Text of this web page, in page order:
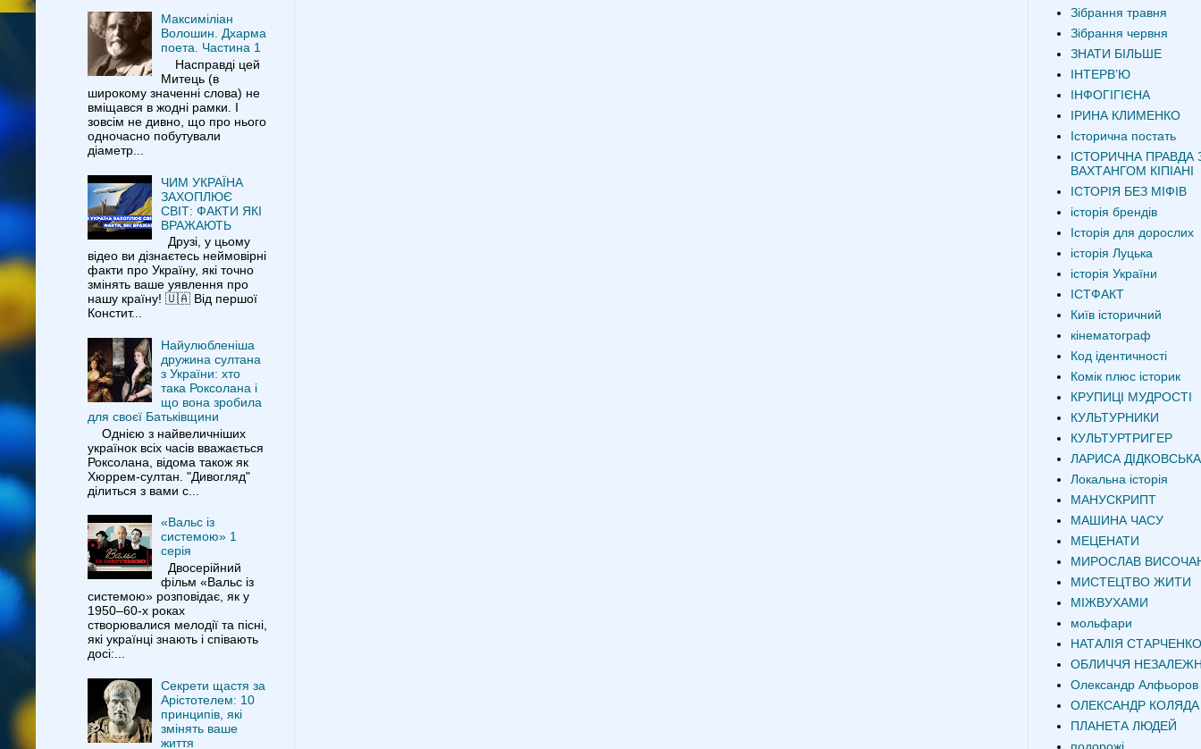
Максиміліан
Волошин. Дхарма
поета. Частина 1
Насправді цей
Митець (в
широкому значенні слова) не
вміщався в жодні рамки. І
зовсім не дивно, що про нього
одночасно побутували
діаметр...
ЧИМ УКРАЇНА
ЗАХОПЛЮЄ
СВІТ: ФАКТИ ЯКІ
ВРАЖАЮТЬ
Друзі, у цьому
відео ви дізнаєтесь неймовірні
факти про Україну, які точно
змінять ваше уявлення про
нашу країну! 🇺🇦 Від першої
Констит...
Найулюбленіша
дружина султана
з України: хто
така Роксолана і
що вона зробила
для своєї Батьківщини
Однією з найвеличніших
українок всіх часів вважається
Роксолана, відома також як
Хюррем-султан. "Дивогляд"
ділиться з вами с...
«Вальс із
системою» 1
серія
Двосерійний
фільм «Вальс із
системою» розповідає, як у
1950–60-х роках
створювалися мелодії та пісні,
які українці знають і співають
досі:...
Секрети щастя за
Арістотелем: 10
принципів, які
змінять ваше
життя
Зібрання травня
Зібрання червня
ЗНАТИ БІЛЬШЕ
ІНТЕРВʼЮ
ІНФОГІГІЄНА
ІРИНА КЛИМЕНКО
Історична постать
ІСТОРИЧНА ПРАВДА
ВАХТАНГОМ КІПІАНІ
ІСТОРІЯ БЕЗ МІФІВ
історія брендів
Історія для дорослих
історія Луцька
історія України
ІСТФАКТ
Київ історичний
кінематограф
Код ідентичності
Комік плюс історик
КРУПИЦІ МУДРОСТІ
КУЛЬТУРНИКИ
КУЛЬТУРТРИГЕР
ЛАРИСА ДІДКОВСЬКА
Локальна історія
МАНУСКРИПТ
МАШИНА ЧАСУ
МЕЦЕНАТИ
МИРОСЛАВ
МИСТЕЦТВО ЖИТИ
МІЖВУХАМИ
мольфари
НАТАЛІЯ СТАРЧЕНКО
ОБЛИЧЧЯ
Олександр Алфьоров
ОЛЕКСАНДР КОЛЯДА
ПЛАНЕТА ЛЮДЕЙ
подорожі